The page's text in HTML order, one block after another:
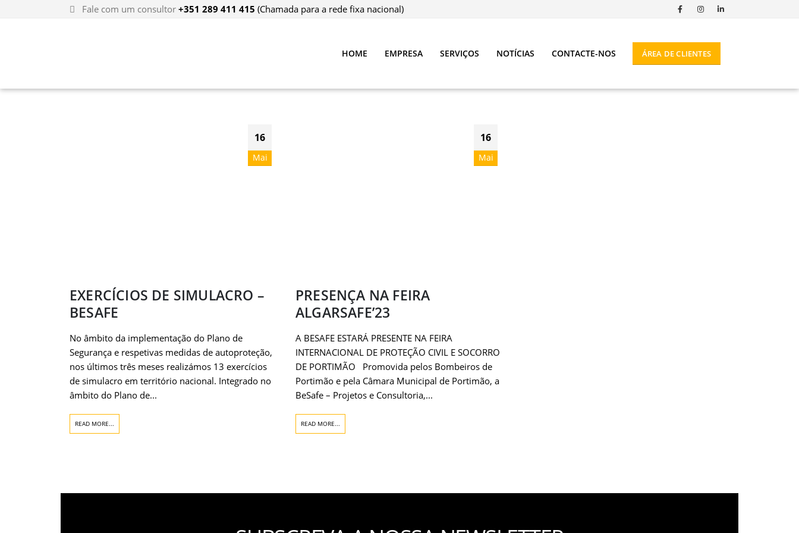
Fale com um consultor +351 289 411 415 (Chamada para a rede fixa nacional)
HOME EMPRESA SERVIÇOS NOTÍCIAS CONTACTE-NOS ÁREA DE CLIENTES
16
Mai
EXERCÍCIOS DE SIMULACRO –
BESAFE
No âmbito da implementação do Plano de
Segurança e respetivas medidas de autoproteção,
nos últimos três meses realizámos 13 exercícios
de simulacro em território nacional. Integrado no
âmbito do Plano de...
READ MORE...
16
Mai
PRESENÇA NA FEIRA
ALGARSAFE’23
A BESAFE ESTARÁ PRESENTE NA FEIRA
INTERNACIONAL DE PROTEÇÃO CIVIL E SOCORRO
DE PORTIMÃO Promovida pelos Bombeiros de
Portimão e pela Câmara Municipal de Portimão, a
BeSafe – Projetos e Consultoria,...
READ MORE...